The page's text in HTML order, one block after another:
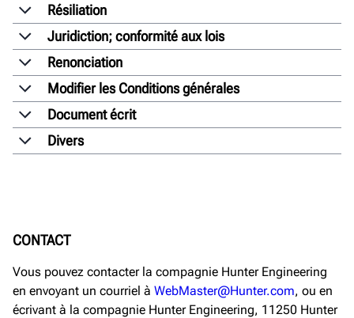
Résiliation
Juridiction; conformité aux lois
Renonciation
Modifier les Conditions générales
Document écrit
Divers
CONTACT
Vous pouvez contacter la compagnie Hunter Engineering
en envoyant un courriel à WebMaster@Hunter.com, ou en
écrivant à la compagnie Hunter Engineering, 11250 Hunter